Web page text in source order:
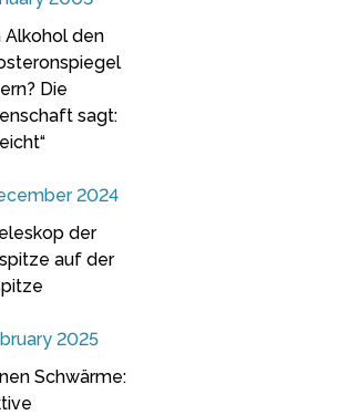
Alkohol den
Die
sagt:
2024
der
auf der
2025
Schwärme: